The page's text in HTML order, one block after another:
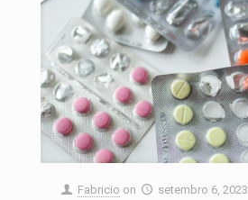
Fabricio on setembro 6, 2023